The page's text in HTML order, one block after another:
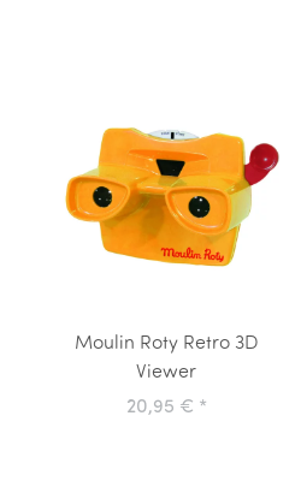
Moulin Roty Retro 3D
Viewer
20,95 € *